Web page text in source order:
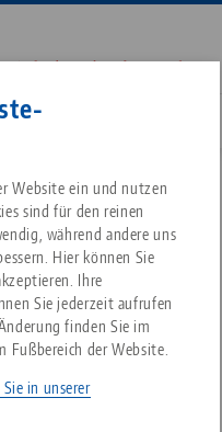
Website ein und nutzen
sind für den reinen
während andere uns
Hier können Sie
Ihre
Sie jederzeit aufrufen
finden Sie im
Fußbereich der Website.
in unserer
Alles aus einer Hand
Nullpunktspanntechnik
Werkstückspanntechnik
Automation
Über LANG
Philosophie
Innovationen
Vertriebspartner
Downloads
FAQ
Katalog anfordern
Videos
Blog
News
Messen
finden.